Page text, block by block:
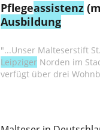
Pflegeassistenz
Ausbildung
Leipziger Norden im
verfügt über drei